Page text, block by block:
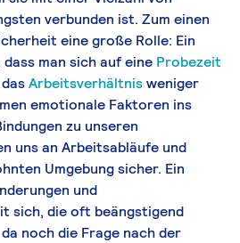
verbunden ist. Zum einen
eine große Rolle: Ein
man sich auf eine Probezeit
Arbeitsverhältnisweniger
emotionale Faktoren ins
zu unseren
uns an Arbeitsabläufe und
Umgebung sicher. Ein
und
sich, die oft beängstigend
noch die Frage nach der